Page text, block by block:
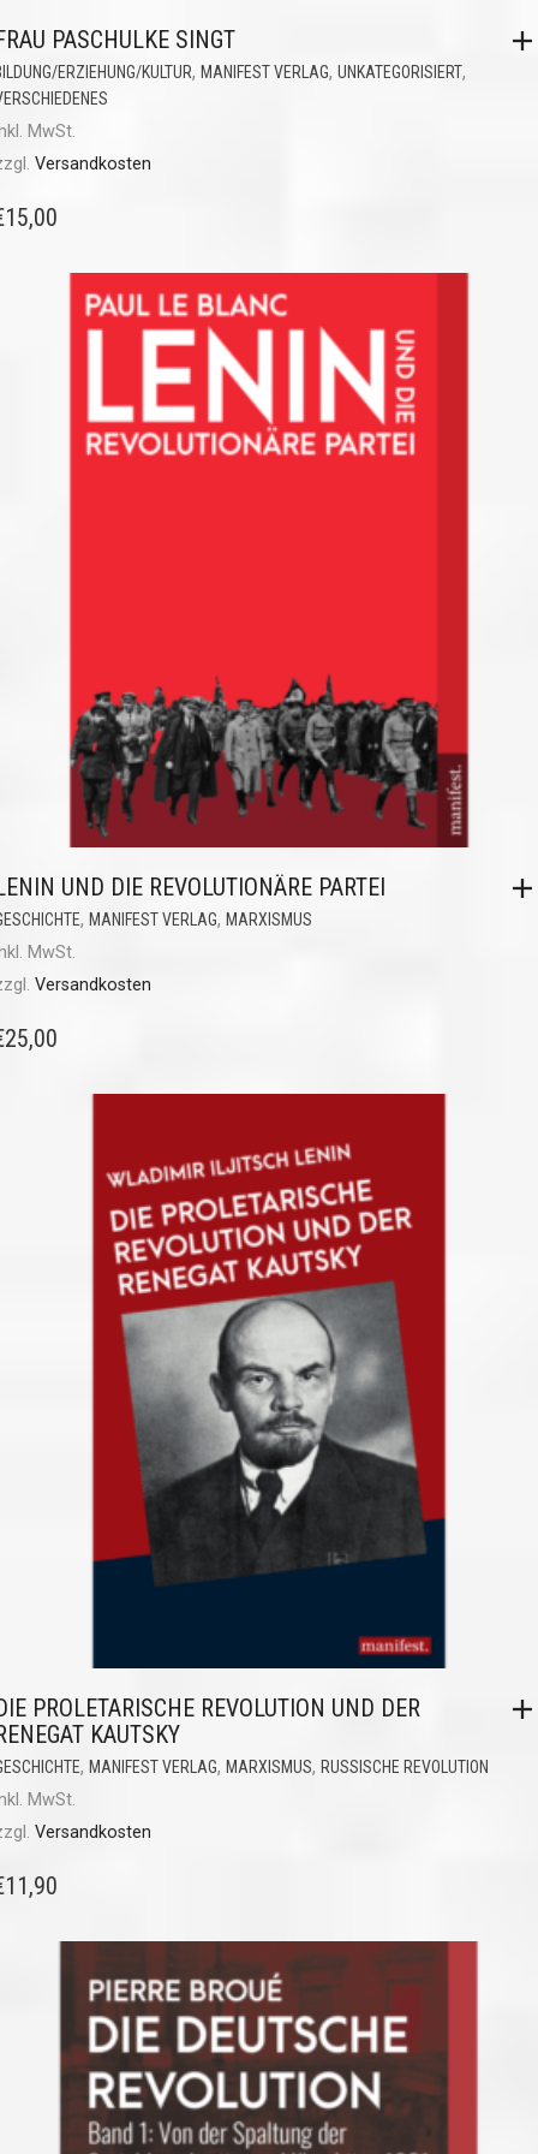
PASCHULKE SINGT
ERZIEHUNG/KULTUR, MANIFEST VERLAG, UNKATEGORISIERT,
MwSt.
Versandkosten
15,00
UND DIE REVOLUTIONÄRE PARTEI
, MANIFEST VERLAG, MARXISMUS
MwSt.
Versandkosten
25,00
PROLETARISCHE REVOLUTION UND DER
KAUTSKY
, MANIFEST VERLAG, MARXISMUS, RUSSISCHE REVOLUTION
MwSt.
Versandkosten
11,90